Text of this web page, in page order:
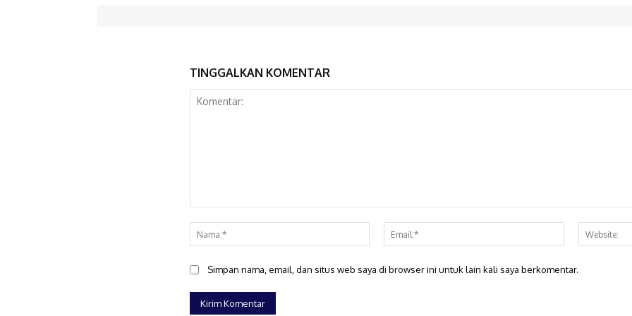
TINGGALKAN KOMENTAR
Nama:*
Email:*
Simpan nama, email, dan situs web saya di browser ini untuk lain kali saya berkomentar.